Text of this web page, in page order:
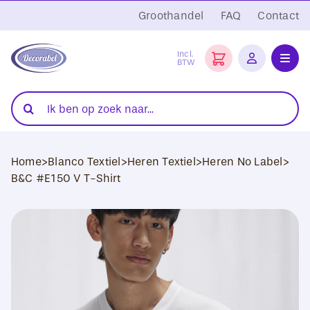
naar
inhoud
Groothandel FAQ Contact
Incl.
BTW
Folies
Transferpersen
Blanco Textiel
Hobby Artikelen
DTF Transfers
Zoeken
naar:
Home>Blanco Textiel>Heren Textiel>Heren No Label>
B&C #E150 V T-Shirt